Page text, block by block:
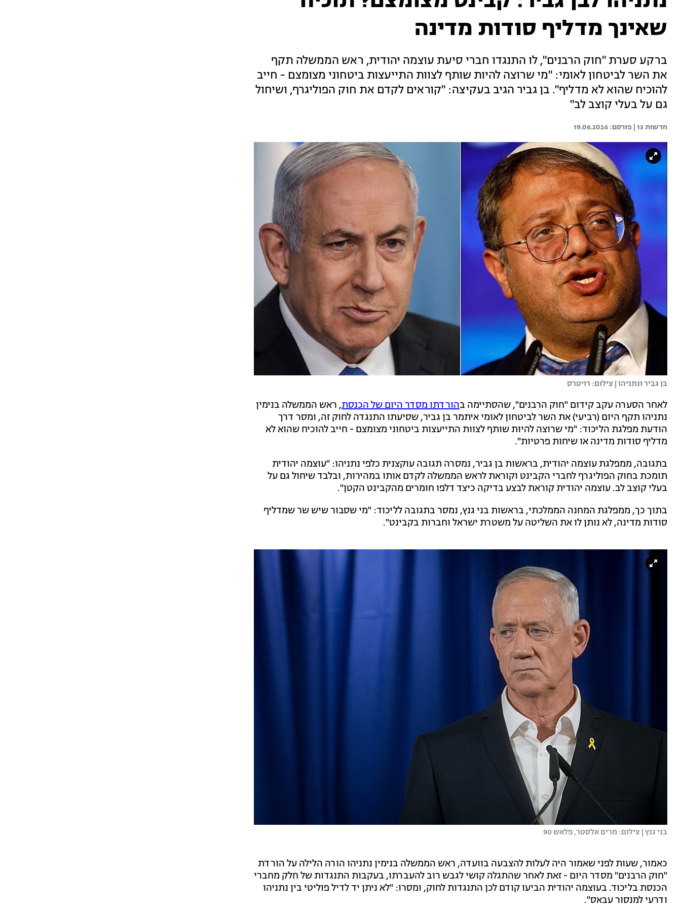
שאינך מדליף סודות מדינה
ברקע סערת "חוק הרבנים", לו התנגדו חברי סיעת עוצמה יהודית, ראש הממשלה תקף
את השר לביטחון לאומי: "מי שרוצה להיות שותף לצוות התייעצות ביטחוני מצומצם - חייב
להוכיח שהוא לא מדליף". בן גביר הגיב בעקיצה: "קוראים לקדם את חוק הפוליגרף, ושיחול
גם על בעלי קוצב לב"
חדשות 13 | 19.06.2024
בן גביר ונתניהו | צילום: רויטרס
לאחר הסערה עקב קידום "חוק הרבנים", שהסתיימה בהורדתו מסדר היום של הכנסת, ראש הממשלה בנימין
נתניהו תקף היום (רביעי) את השר לביטחון לאומי איתמר בן גביר, שסיעתו התנגדה לחוק זה, ומסר דרך
הודעת מפלגת הליכוד: "מי שרוצה להיות שותף לצוות התייעצות ביטחוני מצומצם - חייב להוכיח שהוא לא
מדליף סודות מדינה או שיחות פרטיות".
בתגובה, ממפלגת עוצמה יהודית, בראשות בן גביר, נמסרה תגובה עוקצנית כלפי נתניהו: "עוצמה יהודית
תומכת בחוק הפוליגרף לחברי הקבינט וקוראת לראש הממשלה לקדם אותו במהירות, ובלבד שיחול גם על
בעלי קוצב לב. עוצמה יהודית קוראת לבצע בדיקה כיצד דלפו חומרים מהקבינט הקטן".
בתוך כך, ממפלגת המחנה הממלכתי, בראשות בני גנץ, נמסר בתגובה לליכוד: "מי שסבור שיש שר שמדליף
סודות מדינה, לא נותן לו את השליטה על משטרת ישראל וחברות בקבינט".
בני גנץ | צילום: מרים אלסטר, פלאש 90
כאמור, שעות לפני שאמור היה לעלות להצבעה בוועדה, ראש הממשלה בנימין נתניהו הורה הלילה על הורדת
"חוק הרבנים" מסדר היום - זאת לאחר שהתגלה קושי לגבש רוב להעברתו, בעקבות התנגדות של חלק מחברי
הכנסת בליכוד. בעוצמה יהודית הביעו קודם לכן התנגדות לחוק, ומסרו: "לא ניתן יד לדיל פוליטי בין נתניהו
ודרעי למנסור עבאס".